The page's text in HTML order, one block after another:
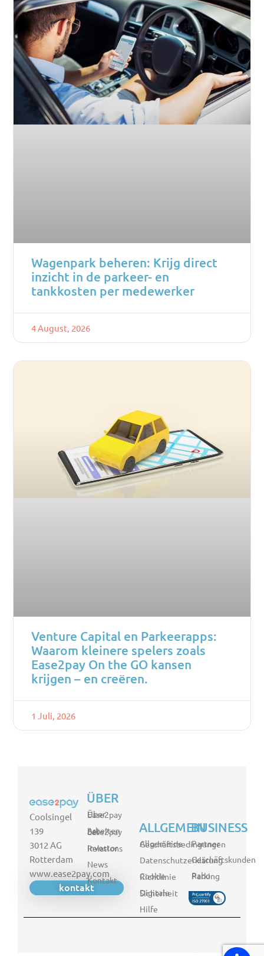
Wagenpark beheren: Krijg direct
inzicht in de parkeer- en
tankkosten per medewerker
4 August, 2026
Venture Capital en Parkeerapps:
Waarom kleinere spelers zoals
Ease2pay On the GO kansen
krijgen – en creëren.
1 Juli, 2026
Coolsingel
139
3012 AG
Rotterdam
www.ease2pay.com
kontakt
ÜBER
Über Ease2pay
Arbeiten bei Ease2pay
Investor Relations
News
Kontakt
ALLGEMEIN
Allgemeine Geschäftsbedingungen
Datenschutzerklärung
Cookie Richtlinie
Digitale Sicherheit
Hilfe
BUSINESS
Partner
Geschäftskunden
Rabo Parking